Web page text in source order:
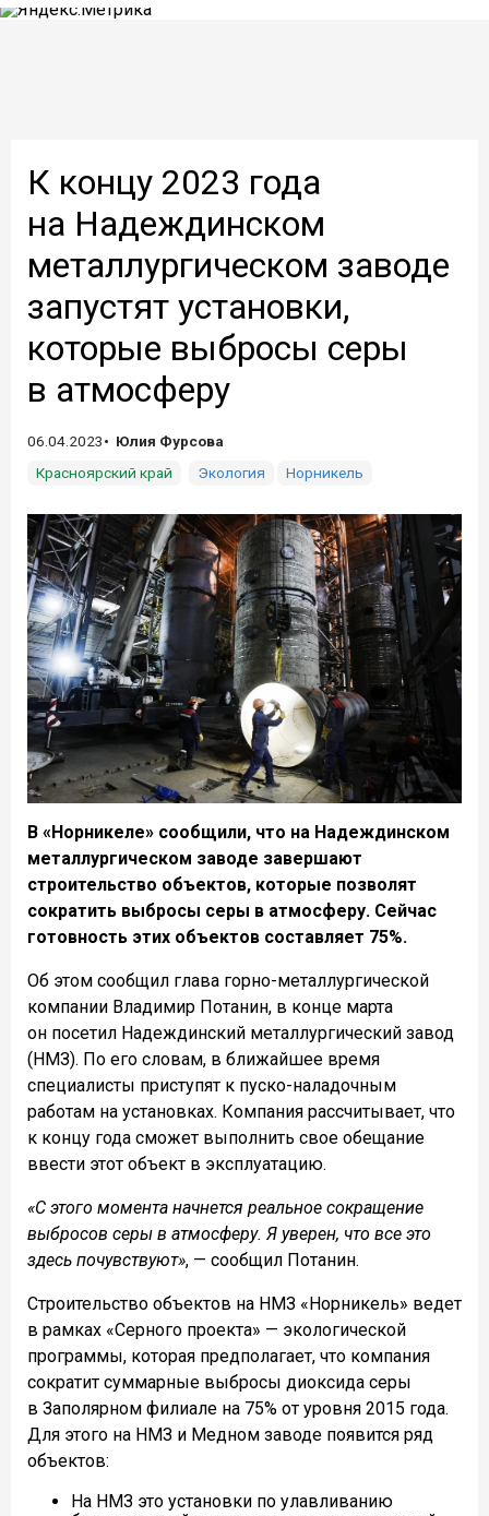
К концу 2023 года
на Надеждинском
металлургическом заводе
запустят установки,
которые выбросы серы
в атмосферу
06.04.2023
Юлия Фурсова
Красноярский край
Экология Норникель
В «Норникеле» сообщили, что на Надеждинском
металлургическом заводе завершают
строительство объектов, которые позволят
сократить выбросы серы в атмосферу. Сейчас
готовность этих объектов составляет 75%.
Об этом сообщил глава горно-металлургической
компании Владимир Потанин, в конце марта
он посетил Надеждинский металлургический завод
(НМЗ). По его словам, в ближайшее время
специалисты приступят к пуско-наладочным
работам на установках. Компания рассчитывает, что
к концу года сможет выполнить свое обещание
ввести этот объект в эксплуатацию.
«С этого момента начнется реальное сокращение
выбросов серы в атмосферу. Я уверен, что все это
здесь почувствуют», — сообщил Потанин.
Строительство объектов на НМЗ «Норникель» ведет
в рамках «Серного проекта» — экологической
программы, которая предполагает, что компания
сократит суммарные выбросы диоксида серы
в Заполярном филиале на 75% от уровня 2015 года.
Для этого на НМЗ и Медном заводе появится ряд
объектов:
На НМЗ это установки по улавливанию